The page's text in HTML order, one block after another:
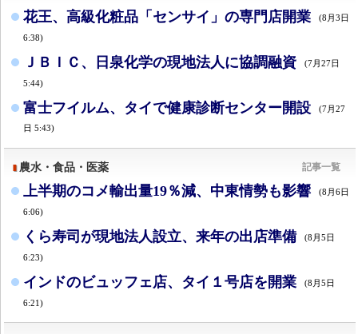
花王、高級化粧品「センサイ」の専門店開業 (8月3日
6:38)
ＪＢＩＣ、日泉化学の現地法人に協調融資 (7月27日
5:44)
富士フイルム、タイで健康診断センター開設
(7月27
日 5:43)
農水・食品・医薬 記事一覧
上半期のコメ輸出量19％減、中東情勢も影響 (8月6日
6:06)
くら寿司が現地法人設立、来年の出店準備 (8月5日
6:23)
インドのビュッフェ店、タイ１号店を開業 (8月5日
6:21)